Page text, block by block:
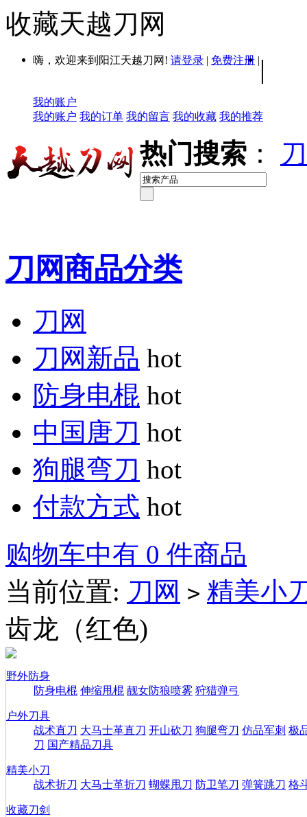
收藏天越刀网
嗨，欢迎来到阳江天越刀网! 请登录 | 免费注册 | |
我的账户
我的账户 我的订单 我的留言 我的收藏 我的推荐
热门搜索 ：
刀网商品分类
刀网
刀网新品 hot
防身电棍 hot
中国唐刀 hot
狗腿弯刀 hot
付款方式 hot
购物车中有 0 件商品
当前位置: 刀网 > 精美小
齿龙（红色)
野外防身
防身电棍 伸缩甩棍 靓女防狼喷雾 狩猎弹弓
户外刀具
战术直刀 大马士革直刀 开山砍刀 狗腿弯刀 仿品军刺 极
刀 国产精品刀具
精美小刀
战术折刀 大马士革折刀 蝴蝶甩刀 防卫笔刀 弹簧跳刀 格
收藏刀剑